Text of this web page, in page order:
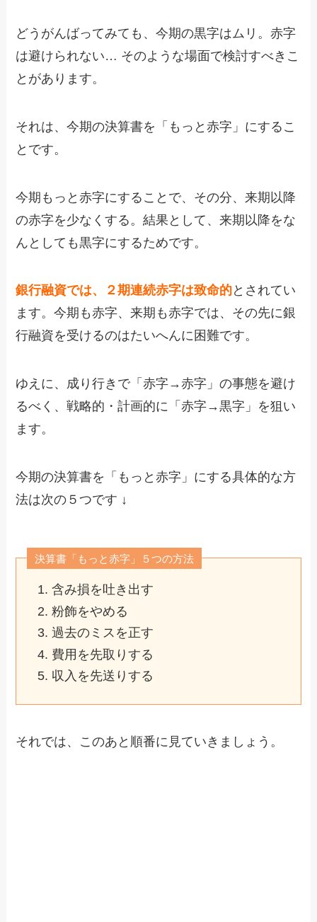
どうがんばってみても、今期の黒字はムリ。赤字
は避けられない… そのような場面で検討すべきこ
とがあります。
それは、今期の決算書を「もっと赤字」にするこ
とです。
今期もっと赤字にすることで、その分、来期以降
の赤字を少なくする。結果として、来期以降をな
んとしても黒字にするためです。
銀行融資では、２期連続赤字は致命的とされてい
ます。今期も赤字、来期も赤字では、その先に銀
行融資を受けるのはたいへんに困難です。
ゆえに、成り行きで「赤字→赤字」の事態を避け
るべく、戦略的・計画的に「赤字→黒字」を狙い
ます。
今期の決算書を「もっと赤字」にする具体的な方
法は次の５つです ↓
決算書「もっと赤字」５つの方法
含み損を吐き出す
粉飾をやめる
過去のミスを正す
費用を先取りする
収入を先送りする
それでは、このあと順番に見ていきましょう。